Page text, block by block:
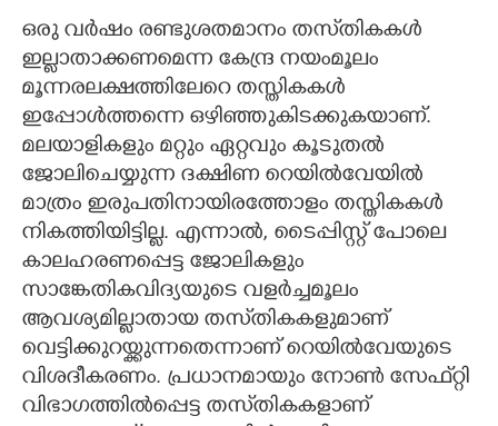
ഒരു വർഷം രണ്ടുശതമാനം തസ്‌തികകൾ
ഇല്ലാതാക്കണമെന്ന കേന്ദ്ര നയംമൂലം
മൂന്നരലക്ഷത്തിലേറെ തസ്തികകൾ
ഇപ്പോൾത്തന്നെ ഒഴിഞ്ഞുകിടക്കുകയാണ്.
മലയാളികളും മറ്റും ഏറ്റവും കൂടുതൽ
ജോലിചെയ്യുന്ന ദക്ഷിണ റെയിൽവേയിൽ
മാത്രം ഇരുപതിനായിരത്തോളം തസ്തികകൾ
നികത്തിയിട്ടില്ല. എന്നാൽ, ടൈപ്പിസ്റ്റ് പോലെ
കാലഹരണപ്പെട്ട ജോലികളും
സാങ്കേതികവിദ്യയുടെ വളർച്ചമൂലം
ആവശ്യമില്ലാതായ തസ്‌തികകളുമാണ്
വെട്ടിക്കുറയ്ക്കുന്നതെന്നാണ് റെയിൽവേയുടെ
വിശദീകരണം. പ്രധാനമായും നോൺ സേഫ്‌റ്റി
വിഭാഗത്തിൽപ്പെട്ട തസ്‌തികകളാണ്